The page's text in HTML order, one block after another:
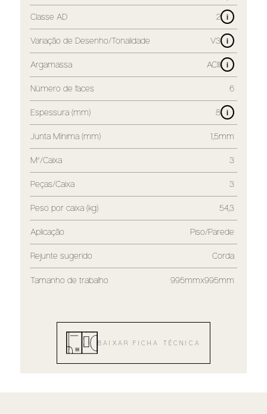
Classe AD 2 i
Variação de Desenho/Tonalidade V3 i
Argamassa ACIII i
Número de faces 6
Espessura (mm) 8 i
Junta Mínima (mm) 1,5mm
M²/Caixa 3
Peças/Caixa 3
Peso por caixa (kg) 54,3
Aplicação Piso/Parede
Rejunte sugerido Corda
Tamanho de trabalho 995mmx995mm
BAIXAR FICHA TÉCNICA